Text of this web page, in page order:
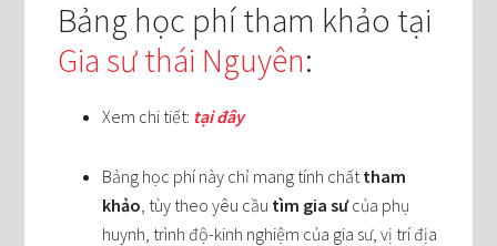
Bảng học phí tham khảo tại
Gia sư thái Nguyên:
Xem chi tiết: tại đây
Bảng học phí này chỉ mang tính chất tham
khảo , tùy theo yêu cầu tìm gia sưcủa phụ
huynh, trình độ-kinh nghiệm của gia sư, vị trí địa